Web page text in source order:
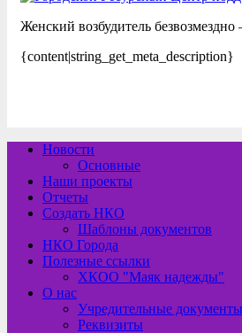
Женский возбудитель
{content|string_get_meta_description}
Новости
Основные
Наши проекты
Отчеты
Создать НКО
Шаблоны документов
НКО Города
Полезные ссылки
ХКОО "Маяк надежды"
О нас
Учредительные документы
Реквизиты